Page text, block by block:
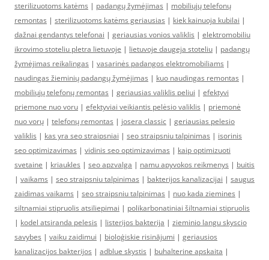
sterilizuotoms katėms | padangų žymėjimas | mobiliųjų telefonų
remontas | sterilizuotoms katėms geriausias | kiek kainuoja kubilai |
dažnai gendantys telefonai | geriausias vonios valiklis | elektromobiliu
ikrovimo stoteliu pletra lietuvoje | lietuvoje daugeja stoteliu | padangų
žymėjimas reikalingas | vasarinės padangos elektromobiliams |
naudingas žieminių padangų žymėjimas | kuo naudingas remontas |
mobiliųjų telefonų remontas | geriausias valiklis peliui | efektyvi
priemone nuo voru | efektyviai veikiantis pelėsio valiklis | priemonė
nuo vorų | telefonų remontas | josera classic | geriausias pelesio
valiklis | kas yra seo straipsniai | seo straipsniu talpinimas | isorinis
seo optimizavimas | vidinis seo optimizavimas | kaip optimizuoti
svetaine | kriaukles | seo apzvalga | namu apyvokos reikmenys | buitis
| vaikams | seo straipsniu talpinimas | bakterijos kanalizacijai | saugus
zaidimas vaikams | seo straipsniu talpinimas | nuo kada ziemines |
siltnamiai stipruolis atsiliepimai | polikarbonatiniai šiltnamiai stipruolis
| kodel atsiranda pelesis | listerijos bakterija | zieminio langu skyscio
savybes | vaiku zaidimui | bioloģiskie risinājumi | geriausios
kanalizacijos bakterijos | adblue skystis | buhalterine apskaita |